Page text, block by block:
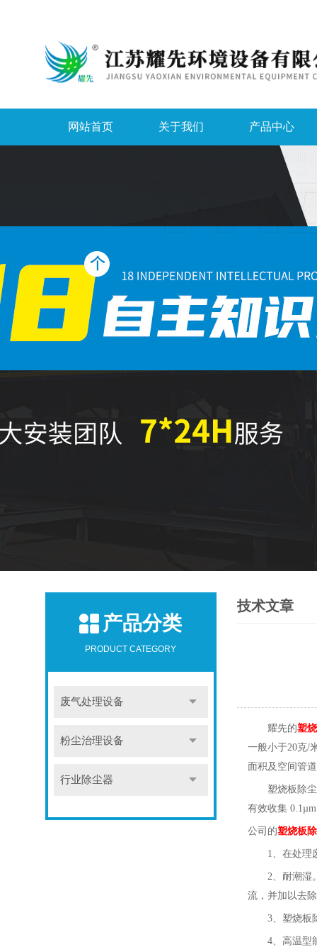
网站首页 关于我们 产品中心
产品分类
PRODUCT CATEGORY
废气处理设备
粉尘治理设备
行业除尘器
技术文章
耀先的塑
一般小于20克/
面积及空间管
塑烧板除
有效收集0.1µm
公司的塑烧板
1、在处理
2、耐潮湿
流，并加以去
3、塑烧板
4、高温型